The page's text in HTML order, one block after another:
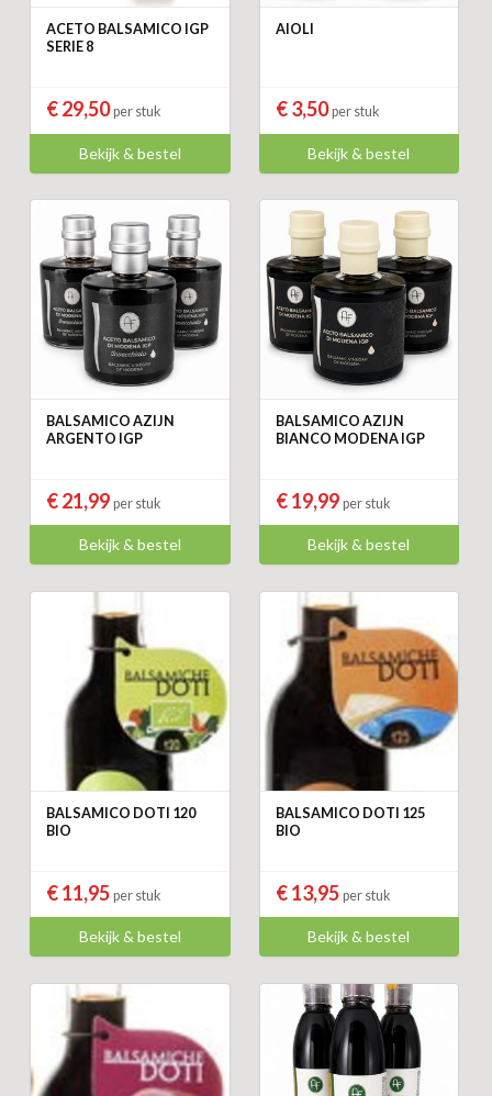
ACETO BALSAMICO IGP
SERIE 8
€ 29,50per stuk
Bekijk & bestel
AIOLI
€ 3,50per stuk
Bekijk & bestel
BALSAMICO AZIJN
ARGENTO IGP
€ 21,99 per stuk
Bekijk & bestel
BALSAMICO AZIJN
BIANCO MODENA IGP
€ 19,99 per stuk
Bekijk & bestel
BALSAMICO DOTI 120
BIO
€ 11,95 per stuk
Bekijk & bestel
BALSAMICO DOTI 125
BIO
€ 13,95 per stuk
Bekijk & bestel